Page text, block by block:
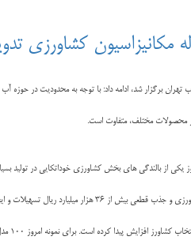
برگزار شد، ادامه داد: با توجه به محدودیت در حوزه
یکی از بالندگی های بخش کشاورزی خوداتکایی در تولید
عباسی اضافه کرد: در چهار سال گذشته در بخش مکانیزاسیون کشاورزی سرمایه گذاری بسیار گسترده ای صورت پذیرفت به طوری که در این مدت بیش از ۵۲ هزار میلیارد ریال سرمایه گذاری
رییس مرکز توسعه مکانیزاسیون